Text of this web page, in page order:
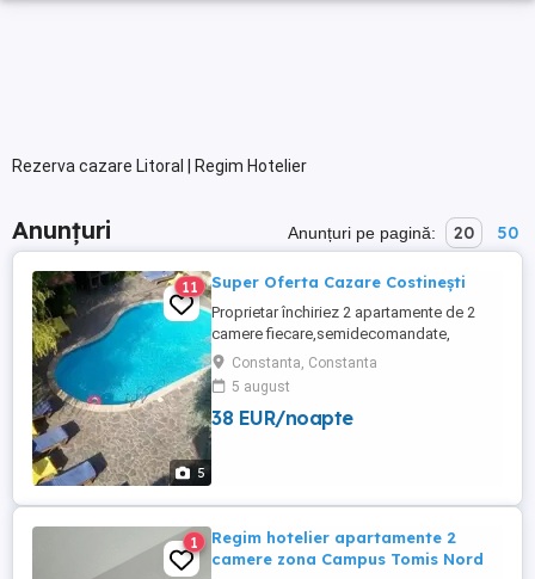
Rezerva cazare Litoral | Regim Hotelier
Anunțuri Anunțuri pe pagină: 20 50
5
11 Super Oferta Cazare Costinești
Proprietar închiriez 2 apartamente de 2
camere fiecare,semidecomandate,
capacitate 4 persoane fiecare, in
Complexul Teilor, dotat cu piscină, loc de
parcare, foișor de cafea, loc pentru grătar
la prețul de 200 lei ,pe noapte luna Iunie
Constanta, Constanta
5 august
38 EUR/noapte
1
Regim hotelier apartamente 2
camere zona Campus Tomis Nord